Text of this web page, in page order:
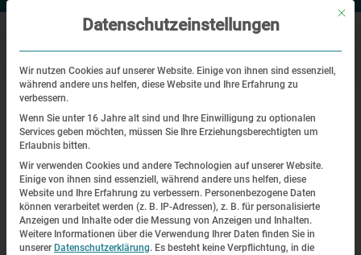
Startseite |
Workshops und Seminare
Das Konzentrationslager Dachau im
Comic (5h)
Mit
Datenschutzeinstellungen
Wir nutzen Cookies auf unserer Website. Einige von ihnen sind essenziell,
während andere uns helfen, diese Website und Ihre Erfahrung zu
verbessern.
Wenn Sie unter 16 Jahre alt sind und Ihre Einwilligung zu optionalen
Services geben möchten, müssen Sie Ihre Erziehungsberechtigten um
Erlaubnis bitten.
Wir verwenden Cookies und andere Technologien auf unserer Website.
Einige von ihnen sind essenziell, während andere uns helfen, diese
Website und Ihre Erfahrung zu verbessern. Personenbezogene Daten
können verarbeitet werden (z. B. IP-Adressen), z. B. für personalisierte
Anzeigen und Inhalte oder die Messung von Anzeigen und Inhalten.
Weitere Informationen über die Verwendung Ihrer Daten finden Sie in
unserer Datenschutzerklärung. Es besteht keine Verpflichtung, in die